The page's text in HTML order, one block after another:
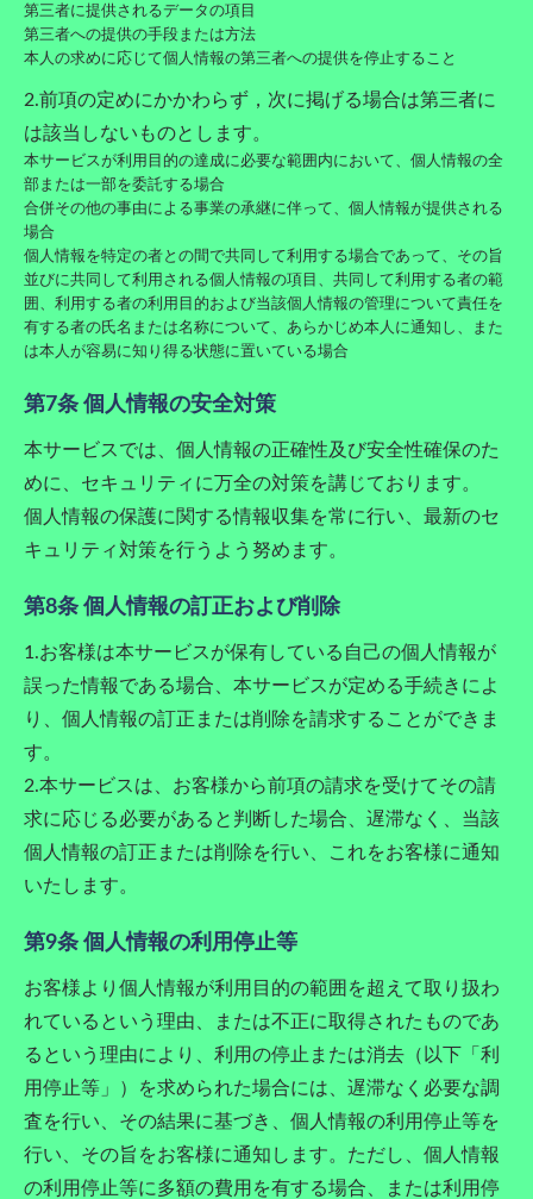
第三者に提供されるデータの項目
第三者への提供の手段または方法
本人の求めに応じて個人情報の第三者への提供を停止すること
2.前項の定めにかかわらず，次に掲げる場合は第三者に
は該当しないものとします。
本サービスが利用目的の達成に必要な範囲内において、個人情報の全
部または一部を委託する場合
合併その他の事由による事業の承継に伴って、個人情報が提供される
場合
個人情報を特定の者との間で共同して利用する場合であって、その旨
並びに共同して利用される個人情報の項目、共同して利用する者の範
囲、利用する者の利用目的および当該個人情報の管理について責任を
有する者の氏名または名称について、あらかじめ本人に通知し、また
は本人が容易に知り得る状態に置いている場合
第7条 個人情報の安全対策
本サービスでは、個人情報の正確性及び安全性確保のた
めに、セキュリティに万全の対策を講じております。
個人情報の保護に関する情報収集を常に行い、最新のセ
キュリティ対策を行うよう努めます。
第8条 個人情報の訂正および削除
1.お客様は本サービスが保有している自己の個人情報が
誤った情報である場合、本サービスが定める手続きによ
り、個人情報の訂正または削除を請求することができま
す。
2.本サービスは、お客様から前項の請求を受けてその請
求に応じる必要があると判断した場合、遅滞なく、当該
個人情報の訂正または削除を行い、これをお客様に通知
いたします。
第9条 個人情報の利用停止等
お客様より個人情報が利用目的の範囲を超えて取り扱わ
れているという理由、または不正に取得されたものであ
るという理由により、利用の停止または消去（以下「利
用停止等」）を求められた場合には、遅滞なく必要な調
査を行い、その結果に基づき、個人情報の利用停止等を
行い、その旨をお客様に通知します。ただし、個人情報
の利用停止等に多額の費用を有する場合、または利用停